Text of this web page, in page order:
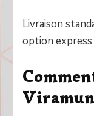
Livraison
option express